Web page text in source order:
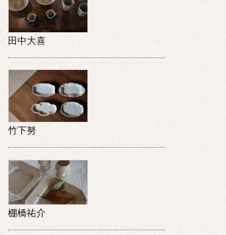
田中大喜
竹下努
棚橋祐介